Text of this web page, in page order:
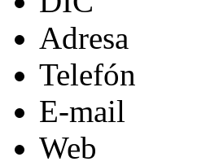
Adresa
Telefón
E-mail
Web